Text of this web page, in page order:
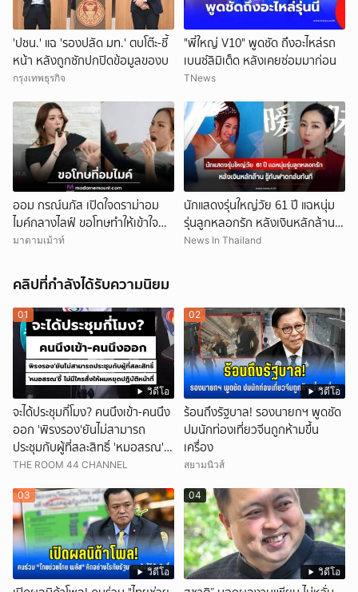
'ปชน.' แฉ 'รองปลัด มท.' ตบโต๊ะ-ชี้
หน้า หลังถูกซักปกปิดข้อมูลของบ
กรุงเทพธุรกิจ
"พี่ใหญ่ V10" พูดชัด ถึงอะไหล่รถ
เบนซ์ลิมิเต็ด หลังเคยซ่อมมาก่อน
TNews
ออม กรณ์นภัส เปิดใจดราม่าอม
ไมค์กลางไลฟ์ ขอโทษทำให้เข้าใจผิด
ย้ำไม่ได้ตั้งใจเสียมารยาท พร้อมรับ
มาดามเม้าท์
นักแสดงรุ่นใหญ่วัย 61 ปี แฉหนุ่ม
รุ่นลูกหลอกรัก หลังเงินหลักล้าน
รู้ทันฟาดกลับทันที (ข่าวต่าง
News In Thailand
คลิปที่กำลังได้รับความนิยม
วิดีโอ
01
จะได้ประชุมกี่โมง? คนนึงเข้า-คนนึง
ออก 'พิรงรอง'ยันไม่สามารถ
ประชุมกับผู้ที่สละสิทธิ์ 'หมอสรณ'ชี้
ไม่มีใครสั่งให้ผมหยุดปฏิบัติหน้าที่
THE ROOM 44 CHANNEL
วิดีโอ
02
ร้อนถึงรัฐบาล! รองนายกฯ พูดชัด
ปมนักท่องเที่ยวจีนถูกห้ามขึ้น
เครื่อง
สยามนิวส์
วิดีโอ
03
วิดีโอ
04